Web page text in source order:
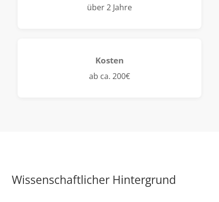
über 2 Jahre
Kosten
ab ca. 200€
Wissenschaftlicher Hintergrund